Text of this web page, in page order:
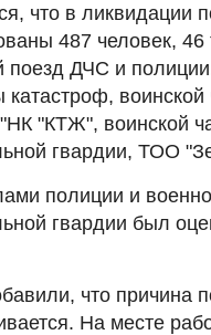
что в ликвидации
487 человек, 46
поезд ДЧС и
воинской
"КТЖ", воинской
гвардии, ТОО
полиции и
гвардии был
что причина
На месте